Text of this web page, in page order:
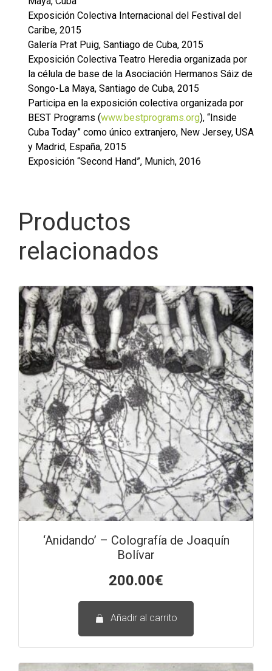
Exposición Colectiva Internacional del Festival del
Caribe, 2015
Galería Prat Puig, Santiago de Cuba, 2015
Exposición Colectiva Teatro Heredia organizada por
la célula de base de la Asociación Hermanos Sáiz de
Songo-La Maya, Santiago de Cuba, 2015
Participa en la exposición colectiva organizada por
BEST Programs (www.bestprograms.org), “Inside
Cuba Today” como único extranjero, New Jersey, USA
y Madrid, España, 2015
Exposición “Second Hand”, Munich, 2016
Productos
relacionados
‘Anidando’ – Colografía de Joaquín
Bolívar
200.00€
Añadir al carrito